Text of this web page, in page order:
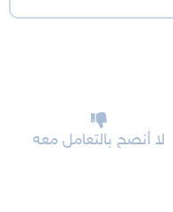
لا أنصح بالتعامل معه